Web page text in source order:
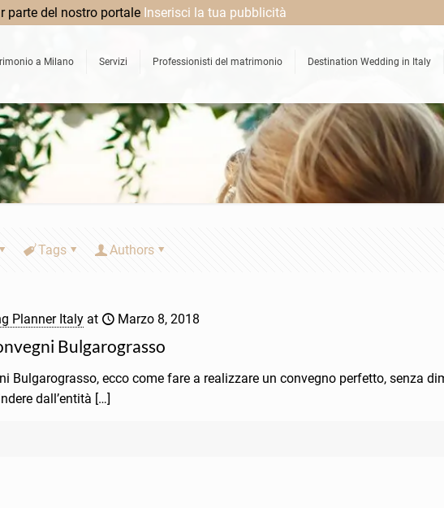
parte del nostro portale Inserisci la tua pubblicità
a Milano Servizi Professionisti del matrimonio Destination Wedding in Italy
Tags Authors
Planner Italy at Marzo 8, 2018
Bulgarograsso
Bulgarograsso, ecco come fare a realizzare un convegno perfetto, senza
dall’entità […]